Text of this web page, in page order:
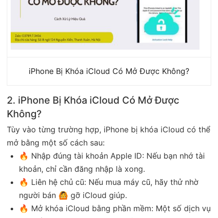
iPhone Bị Khóa iCloud Có Mở Được Không?
2. iPhone Bị Khóa iCloud Có Mở Được
Không?
Tùy vào từng trường hợp, iPhone bị khóa iCloud có thể
mở bằng một số cách sau:
🔥 Nhập đúng tài khoản Apple ID: Nếu bạn nhớ tài
khoản, chỉ cần đăng nhập là xong.
🔥 Liên hệ chủ cũ: Nếu mua máy cũ, hãy thử nhờ
người bán 🙆 gỡ iCloud giúp.
🔥 Mở khóa iCloud bằng phần mềm: Một số dịch vụ